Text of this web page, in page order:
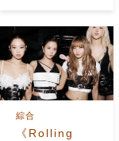
司」！YG回
應了
《Rolling
綜合